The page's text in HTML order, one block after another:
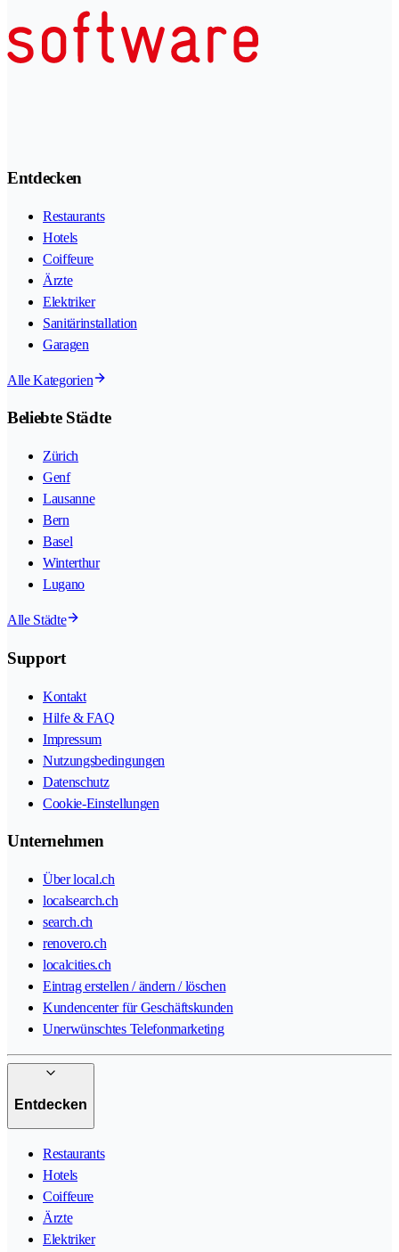
Entdecken
Restaurants
Hotels
Coiffeure
Ärzte
Elektriker
Sanitärinstallation
Garagen
Alle Kategorien
Beliebte Städte
Zürich
Genf
Lausanne
Bern
Basel
Winterthur
Lugano
Alle Städte
Support
Kontakt
Hilfe & FAQ
Impressum
Nutzungsbedingungen
Datenschutz
Cookie-Einstellungen
Unternehmen
Über local.ch
localsearch.ch
search.ch
renovero.ch
localcities.ch
Eintrag erstellen / ändern / löschen
Kundencenter für Geschäftskunden
Unerwünschtes Telefonmarketing
Entdecken
Restaurants
Hotels
Coiffeure
Ärzte
Elektriker